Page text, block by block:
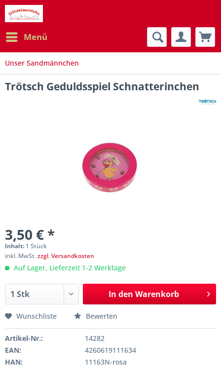
Menü
Unser Sandmännchen
Trötsch Geduldsspiel Schnatterinchen
3,50 € *
Inhalt: 1 Stück
inkl. MwSt.zzgl. Versandkosten
Auf Lager, Lieferzeit 1-2 Werktage
In den Warenkorb
Wunschliste Bewerten
Artikel-Nr.:
14282
EAN:
4260619111634
HAN:
11163N-rosa